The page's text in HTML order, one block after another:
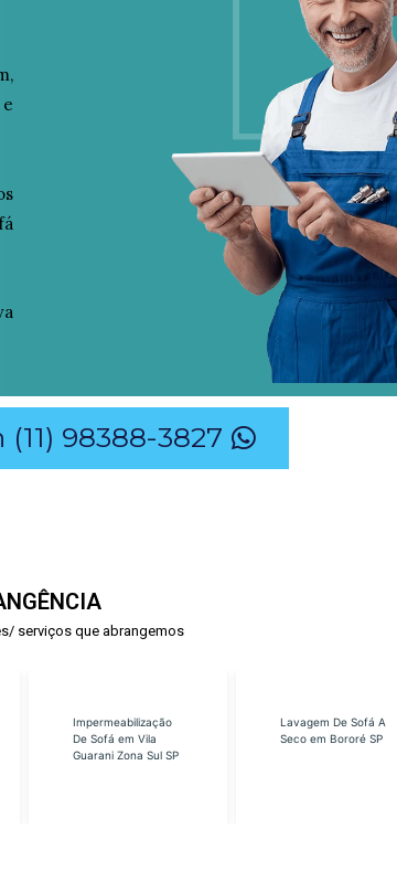
98388-3827
serviços que abrangemos
Impermeabilização
De Sofá em Vila
Guarani Zona Sul SP
Lavagem De Sofá A
Seco em Bororé SP